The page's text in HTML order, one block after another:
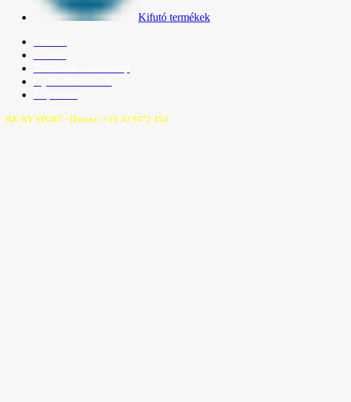
Kifutó termékek
RICKY SPORT - Hotline: +36 30 9472 454